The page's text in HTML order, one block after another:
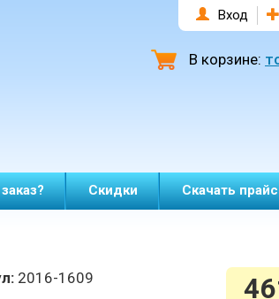
Вход
В корзине:
Скидки Скачать
2016-1609